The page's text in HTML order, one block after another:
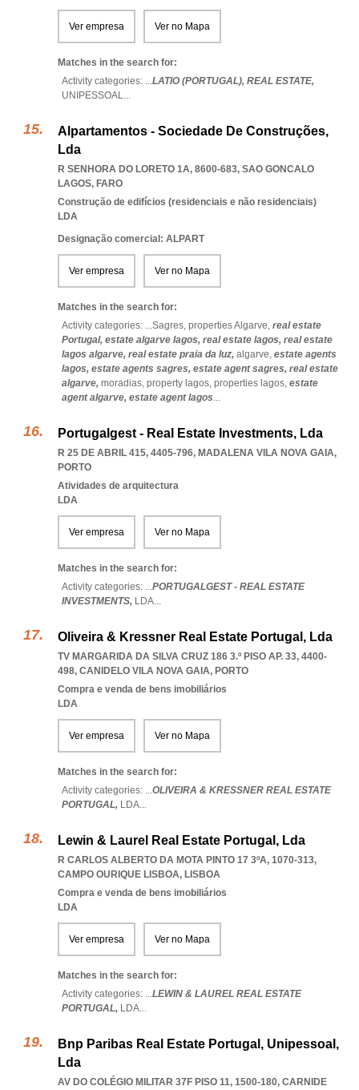
Ver empresa Ver no Mapa
Matches in the search for:
Activity categories: ...LATIO (PORTUGAL), REAL ESTATE,
UNIPESSOAL...
Alpartamentos - Sociedade De Construções,
Lda
R SENHORA DO LORETO 1A, 8600-683, SAO GONCALO
LAGOS, FARO
Construção de edifícios (residenciais e não residenciais)
LDA
Designação comercial: ALPART
Ver empresa Ver no Mapa
Matches in the search for:
Activity categories: ...Sagres, properties Algarve, real estate
Portugal, estate algarve lagos, real estate lagos, real estate
lagos algarve, real estate praia da luz, algarve, estate agents
lagos, estate agents sagres, estate agent sagres, real estate
algarve, moradias, property lagos, properties lagos, estate
agent algarve, estate agent lagos...
Portugalgest - Real Estate Investments, Lda
R 25 DE ABRIL 415, 4405-796, MADALENA VILA NOVA GAIA,
PORTO
Atividades de arquitectura
LDA
Ver empresa Ver no Mapa
Matches in the search for:
Activity categories: ...PORTUGALGEST - REAL ESTATE
INVESTMENTS, LDA...
Oliveira & Kressner Real Estate Portugal, Lda
TV MARGARIDA DA SILVA CRUZ 186 3.º PISO AP. 33, 4400-
498, CANIDELO VILA NOVA GAIA, PORTO
Compra e venda de bens imobiliários
LDA
Ver empresa Ver no Mapa
Matches in the search for:
Activity categories: ...OLIVEIRA & KRESSNER REAL ESTATE
PORTUGAL, LDA...
Lewin & Laurel Real Estate Portugal, Lda
R CARLOS ALBERTO DA MOTA PINTO 17 3ºA, 1070-313,
CAMPO OURIQUE LISBOA, LISBOA
Compra e venda de bens imobiliários
LDA
Ver empresa Ver no Mapa
Matches in the search for:
Activity categories: ...LEWIN & LAUREL REAL ESTATE
PORTUGAL, LDA...
Bnp Paribas Real Estate Portugal, Unipessoal,
Lda
AV DO COLÉGIO MILITAR 37F PISO 11, 1500-180, CARNIDE